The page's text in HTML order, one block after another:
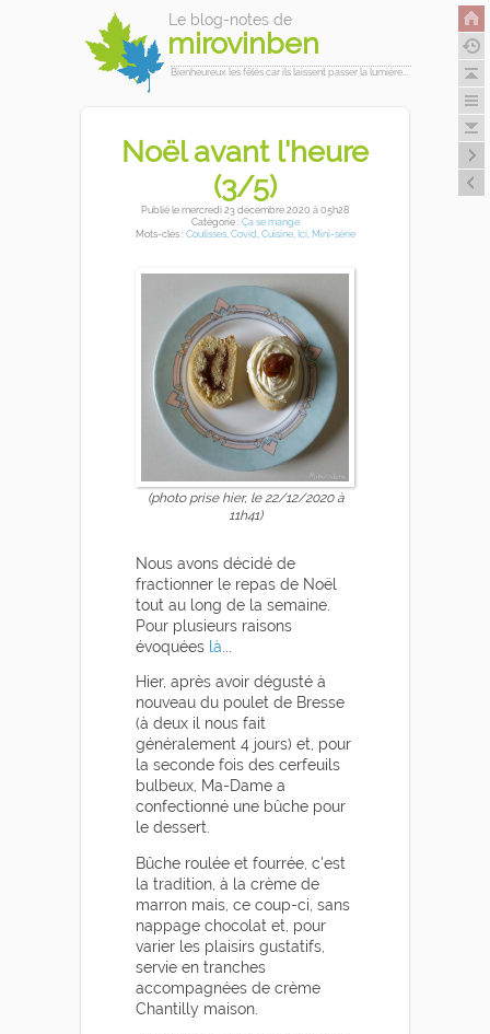
Le blog-notes de
mirovinben
Bienheureux les fêlés car ils laissent passer la lumière...
Noël avant l'heure
(3/5)
Publiéle mercredi 23 décembre 2020 à 05h28
Catégorie : Ça se mange
Mots-clés : Coulisses, Covid Cuisine, Ici, Mini-série
(photo prise hier, le 22/12/2020 à
11h41)
Nous avons décidé de
fractionner le repas de Noël
tout au long de la semaine.
Pour plusieurs raisons
évoquées là
Hier, après avoir dégusté à
nouveau du poulet de Bresse
(à deux il nous fait
généralement 4 jours) et, pour
la seconde fois des cerfeuils
bulbeux, Ma-Dame a
confectionné une bûche pour
le dessert.
Bûche roulée et fourrée, c'est
la tradition, à la crème de
marron mais, ce coup-ci, sans
nappage chocolat et, pour
varier les plaisirs gustatifs,
servie en tranches
accompagnées de crème
Chantilly maison.